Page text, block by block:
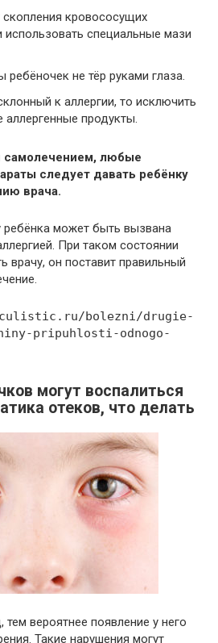
скопления кровососущих
использовать специальные мази
ребёночек не тёр руками глаза.
к аллергии, то исключить
аллергенные продукты.
самолечением, любые
следует давать ребёнку
врача.
ребёнка может быть вызвана
При таком состоянии
врачу, он поставит правильный
bolezni/drugie-
pripuhlosti-odnogo-
могут воспалиться
отеков, что делать
вероятнее появление у него
Такие нарушения могут